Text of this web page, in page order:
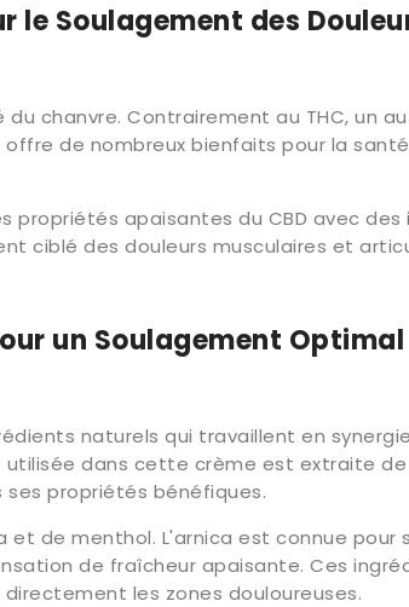
le Soulagement des
chanvre. Contrairement au THC, un
de nombreux bienfaits pour la
propriétés apaisantes du CBD avec
ciblé des douleurs musculaires et
un Soulagement Optimal
naturels qui travaillent en
dans cette crème est extraite
propriétés bénéfiques.
et de menthol. L'arnica est connue
de fraîcheur apaisante. Ces
les zones douloureuses.